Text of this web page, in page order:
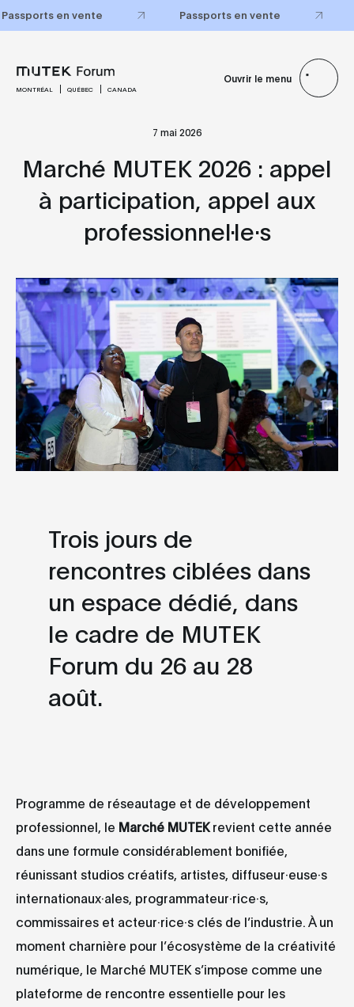
Passports en vente Passports en vente
MONTRÉAL QUÉBEC CANADA
Ouvrir le menu
7 mai 2026
Marché MUTEK 2026 : appel
à participation, appel aux
professionnel·le·s
Trois jours de
rencontres ciblées dans
un espace dédié, dans
le cadre de MUTEK
Forum du 26 au 28
août.
Programme de réseautage et de développement
professionnel, le Marché MUTEKrevient cette année
dans une formule considérablement bonifiée,
réunissant studios créatifs, artistes, diffuseur·euse·s
internationaux·ales, programmateur·rice·s,
commissaires et acteur·rice·s clés de l’industrie. À un
moment charnière pour l’écosystème de la créativité
numérique, le Marché MUTEK s’impose comme une
plateforme de rencontre essentielle pour les